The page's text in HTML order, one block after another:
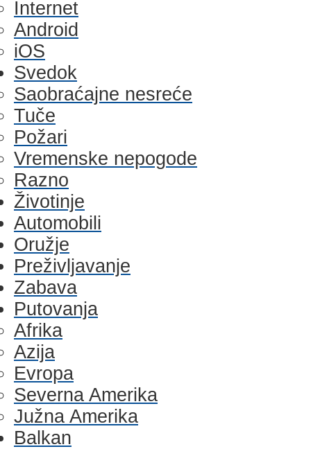
Internet
Android
iOS
Svedok
Saobraćajne nesreće
Tuče
Požari
Vremenske nepogode
Razno
Životinje
Automobili
Oružje
Preživljavanje
Zabava
Putovanja
Afrika
Azija
Evropa
Severna Amerika
Južna Amerika
Balkan